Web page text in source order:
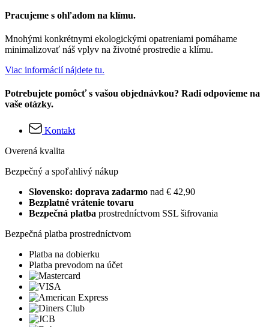
Pracujeme s ohľadom na klímu.
Mnohými konkrétnymi ekologickými opatreniami pomáhame
minimalizovať náš vplyv na životné prostredie a klímu.
Viac informácií nájdete tu.
Potrebujete pomôcť s vašou objednávkou? Radi odpovieme na
vaše otázky.
Kontakt
Overená kvalita
Bezpečný a spoľahlivý nákup
Slovensko: doprava zadarmo nad € 42,90
Bezplatné vrátenie tovaru
Bezpečná platba prostredníctvom SSL šifrovania
Bezpečná platba prostredníctvom
Platba na dobierku
Platba prevodom na účet